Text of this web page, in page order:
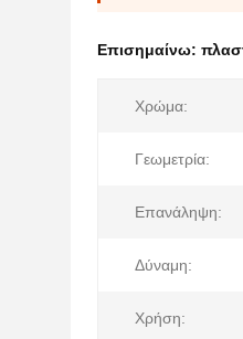
Επισημαίνω:
Χρώμα:
Γεωμετρία:
Επανάληψη:
Δύναμη:
Χρήση: